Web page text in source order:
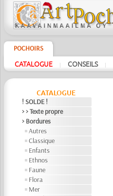
POCHOIRS
CATALOGUE | CONSEILS |
CATALOGUE
! SOLDE !
> > Texte propre
> Bordures
Autres
Classique
Enfants
Ethnos
Faune
Flora
Mer